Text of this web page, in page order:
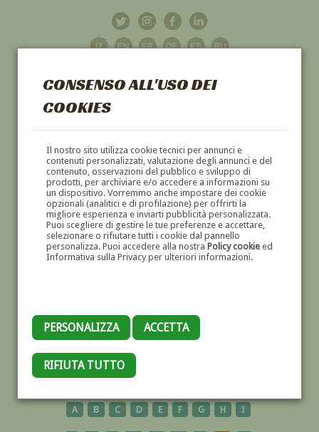
CONSENSO ALL'USO DEI
COOKIES
Il nostro sito utilizza cookie tecnici per annunci e
contenuti personalizzati, valutazione degli annunci e del
contenuto, osservazioni del pubblico e sviluppo di
prodotti, per archiviare e/o accedere a informazioni su
un dispositivo. Vorremmo anche impostare dei cookie
opzionali (analitici e di profilazione) per offrirti la
migliore esperienza e inviarti pubblicità personalizzata.
Puoi scegliere di gestire le tue preferenze e accettare,
selezionare o rifiutare tutti i cookie dal pannello
personalizza. Puoi accedere alla nostra Policy cookieed
Informativa sulla Privacy per ulteriori informazioni.
PERSONALIZZA ACCETTA
RIFIUTA TUTTO
GALLERIAD'ARTE
DIPINTI E SCULTURE '800 E '900
ULISSE
A B C D E F G H I